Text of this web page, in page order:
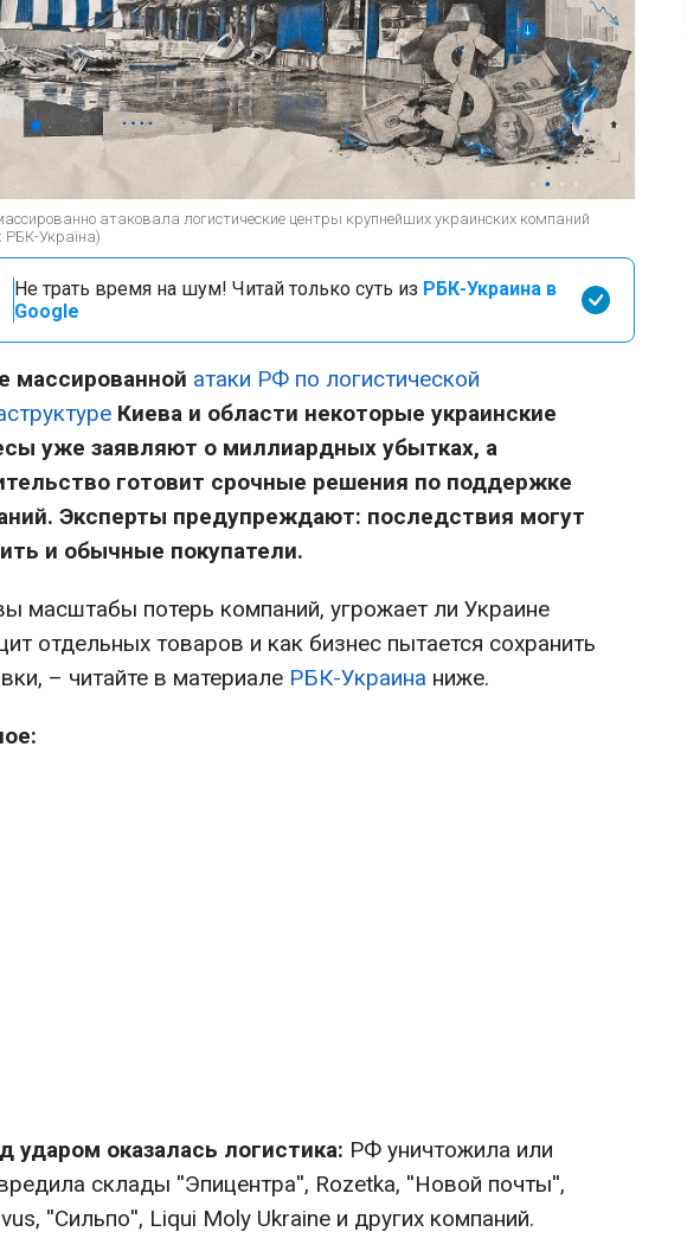
атаковала логистические центры крупнейших украинских компаний
Україна)
Не трать время на шум! Читай только суть из РБК-Украина в
Google
массированной атаки РФ по логистической
Киева и области некоторые украинские
уже заявляют о миллиардных убытках, а
готовит срочные решения по поддержке
Эксперты предупреждают: последствия могут
и обычные покупатели.
масштабы потерь компаний, угрожает ли Украине
отдельных товаров и как бизнес пытается сохранить
– читайте в материале РБК-Украина ниже.
ударом оказалась логистика: РФ уничтожила или
склады ''Эпицентра'', Rozetka, ''Новой почты'',
''Сильпо'', Liqui Moly Ukraine и других компаний.